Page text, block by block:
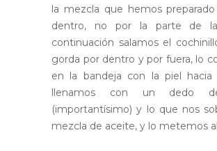
la mezcla que hemos
dentro, no por la parte de
continuación salamos el
gorda por dentro y por fuera, lo
en la bandeja con la piel hacia
llenamos con un dedo
(importantísimo) y lo que nos
mezcla de aceite, y lo metemos